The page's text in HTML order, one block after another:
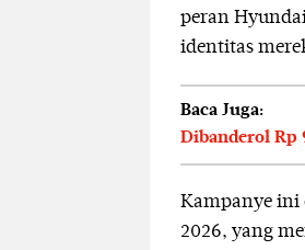
peran
identitas
Baca Juga:
Dibanderol Rp
Kampanye ini
2026, yang